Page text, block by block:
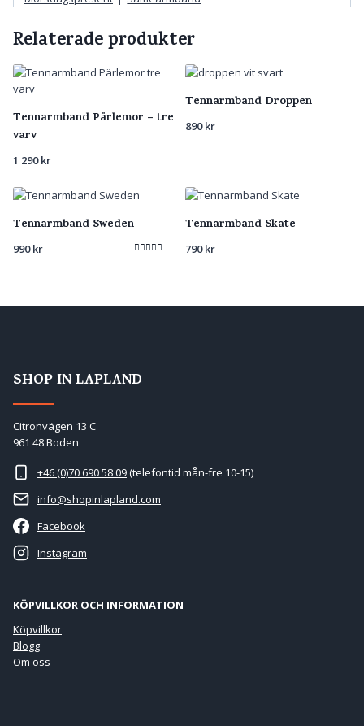
Relaterade produkter
Tennarmband Pärlemor – tre
varv
1 290kr
Tennarmband Droppen
890kr
Tennarmband Sweden
990kr
Tennarmband Skate
790kr
SHOP IN LAPLAND
Citronvägen 13 C
961 48 Boden
+46 (0)70 690 58 09(telefontid mån-fre 10-15)
info@shopinlapland.com
Facebook
Instagram
KÖPVILLKOR OCH INFORMATION
Köpvillkor
Blogg
Om oss